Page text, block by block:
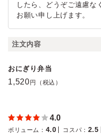
したら、どうぞご遠慮な
お願い申し上げます。
注文内容
おにぎり弁当
1,520 円（税込）
4.0
ボリューム ： 4.0 コスパ ： 2.5